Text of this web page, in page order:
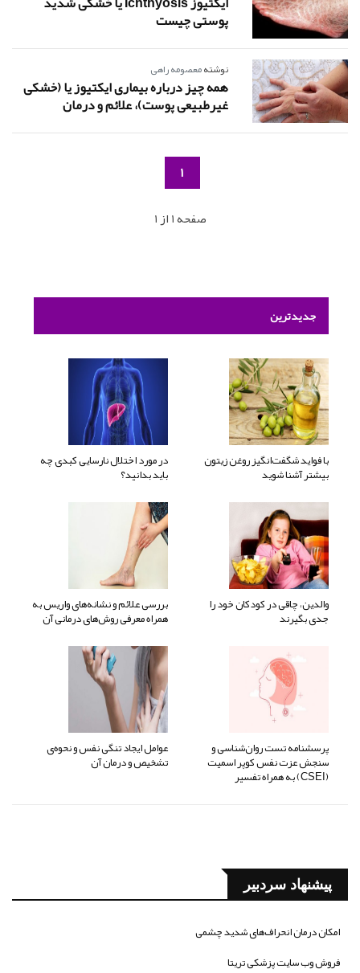
پوستی چیست
نوشتهمعصومه راهی
همه چیز درباره بیماری ایکتیوز یا (خشکی
غیرطبیعی پوست)، علائم و درمان
1
صفحه 1 از 1
جدیدترین
با فواید شگفت‌انگیز روغن زیتون
بیشتر آشنا شوید
در مورد اختلال نارسایی کبدی چه
باید بدانید؟
والدین، چاقی در کودکان خود را
جدی بگیرند
بررسی علائم و نشانه‌های واریس به
همراه معرفی روش‌های درمانی آن
پرسشنامه تست روان‌شناسی و
سنجش عزت نفس کوپر اسمیت
(CSEI) به همراه تفسیر
عوامل ایجاد تنگی نفس و نحوه‌ی
تشخیص و درمان آن
پیشنهاد سردبیر
امکان درمان انحراف‌های شدید چشمی
فروش وب سایت پزشکی تریتا